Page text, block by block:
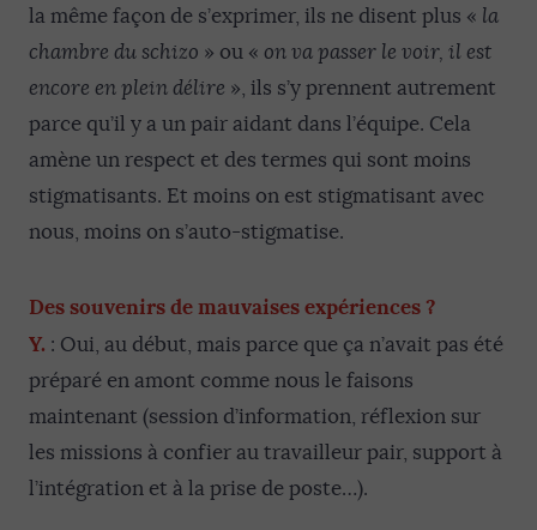
la même façon de s’exprimer, ils ne disent plus « la
chambre du schizo » ou « on va passer le voir, il est
encore en plein délire », ils s’y prennent autrement
parce qu’il y a un pair aidant dans l’équipe. Cela
amène un respect et des termes qui sont moins
stigmatisants. Et moins on est stigmatisant avec
nous, moins on s’auto-stigmatise.
Des souvenirs de mauvaises expériences ?
Y. : Oui, au début, mais parce que ça n’avait pas été
préparé en amont comme nous le faisons
maintenant (session d’information, réflexion sur
les missions à confier au travailleur pair, support à
l’intégration et à la prise de poste…).